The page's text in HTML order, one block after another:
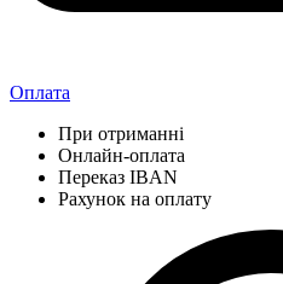
Оплата
При отриманні
Онлайн-оплата
Переказ IBAN
Рахунок на оплату